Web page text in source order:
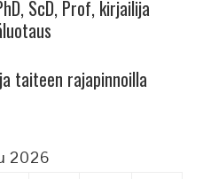
ScD, Prof, kirjailija
taiteen rajapinnoilla
2026